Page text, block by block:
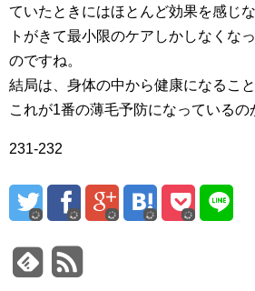
ていたときにはほとんど効果を感じ
トがきて最小限のケアしかしなくな
のですね。
結局は、身体の中から健康になること
これが1番の薄毛予防になっているの
231-232